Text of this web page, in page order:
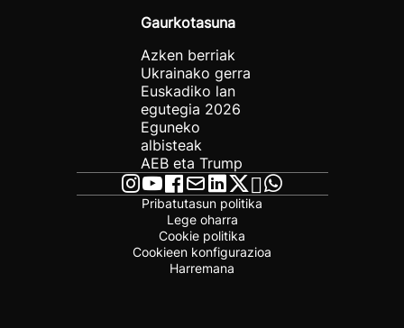
Gaurkotasuna
Azken berriak
Ukrainako gerra
Euskadiko lan
egutegia 2026
Eguneko
albisteak
AEB eta Trump
Pribatutasun politika
Lege oharra
Cookie politika
Cookieen konfigurazioa
Harremana